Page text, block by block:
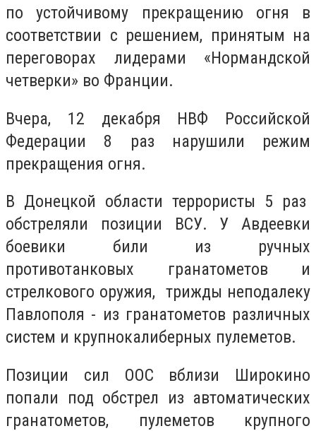
по устойчивому прекращению огня в
соответствии с решением, принятым на
переговорах лидерами «Нормандской
четверки» во Франции.
Вчера, 12 декабря НВФ Российской
Федерации 8 раз нарушили режим
прекращения огня.
В Донецкой области террористы 5 раз
обстреляли позиции ВСУ. У Авдеевки
боевики били из ручных
противотанковых гранатометов и
стрелкового оружия, трижды неподалеку
Павлополя - из гранатометов различных
систем и крупнокалиберных пулеметов.
Позиции сил ООС вблизи Широкино
попали под обстрел из автоматических
гранатометов, пулеметов крупного